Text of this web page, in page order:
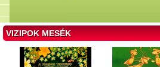
VIZIPOK MESÉK